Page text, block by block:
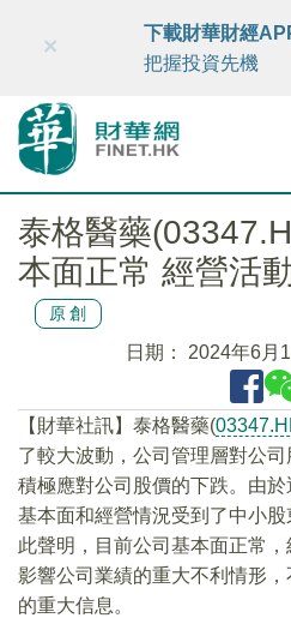
財華智庫網 FINTV
×
下載財華財經
把握投資先機
泰格醫藥
本面正常 經營活
原創
日期： 2024年6月
【財華社訊】泰格醫藥(
了較大波動，公司管理層對公
積極應對公司股價的下跌。由
基本面和經營情況受到了中小
此聲明，目前公司基本面正常
影響公司業績的重大不利情形
的重大信息。